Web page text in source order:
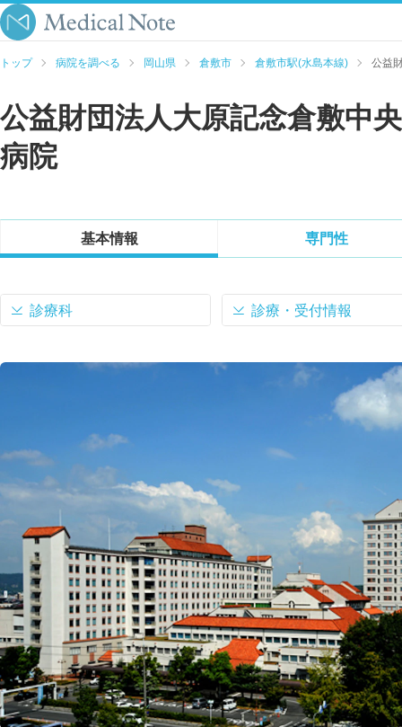
トップ 病院を調べる 岡山県 倉敷市 倉敷市駅(水島本線) 公益
公益財団法人大原記念倉敷中
病院
基本情報 専門性
診療科 診療・受付情報